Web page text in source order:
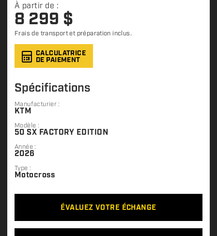
À partir de :
8 299 $
Frais de transport et préparation inclus.
CALCULATRICE
DE PAIEMENT
Spécifications
Manufacturier :
KTM
Modèle :
50 SX FACTORY EDITION
Année :
2026
Type :
Motocross
ÉVALUEZ VOTRE ÉCHANGE